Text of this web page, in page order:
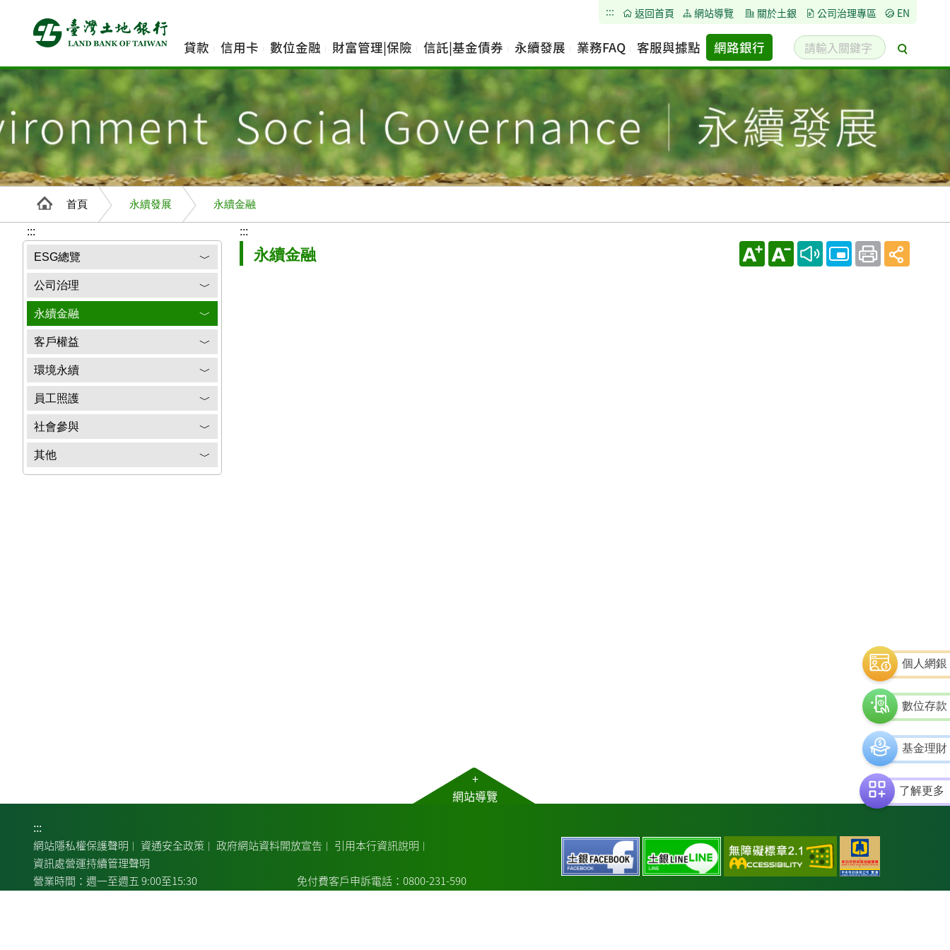
內
容
::: 返回首頁 網站導覽 關於土銀 公司治理專區 EN
貸款 信用卡 數位金融 財富管理|保險 信託|基金債券 永續發展 業務FAQ 客服與據點 網路銀行
請
輸
入
關
鍵
字
搜
尋
首頁 永續發展 永續金融
:::
﹀
ESG總覽
﹀
公司治理
﹀
永續金融
﹀
客戶權益
﹀
環境永續
﹀
員工照護
﹀
社會參與
﹀
其他
:::
永續金融
+
網站導覽
:::
網站隱私權保護聲明 ｜ 資通安全政策 ｜ 政府網站資料開放宣告 ｜ 引用本行資訊說明 ｜
資訊處營運持續管理聲明
營業時間：週一至週五 9:00至15:30
免付費客戶申訴電話：0800-231-590
土
銀
facebook
土
銀
line
過
AA
存
個人網銀
數位存款
基金理財
了解更多